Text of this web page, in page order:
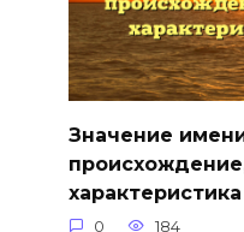
Значение
0 184